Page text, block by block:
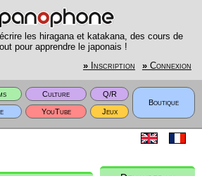
les hiragana et katakana, des cours de
pour apprendre le japonais !
» Inscription » Connexion
Culture
Q/R
Boutique
YouTube Jeux